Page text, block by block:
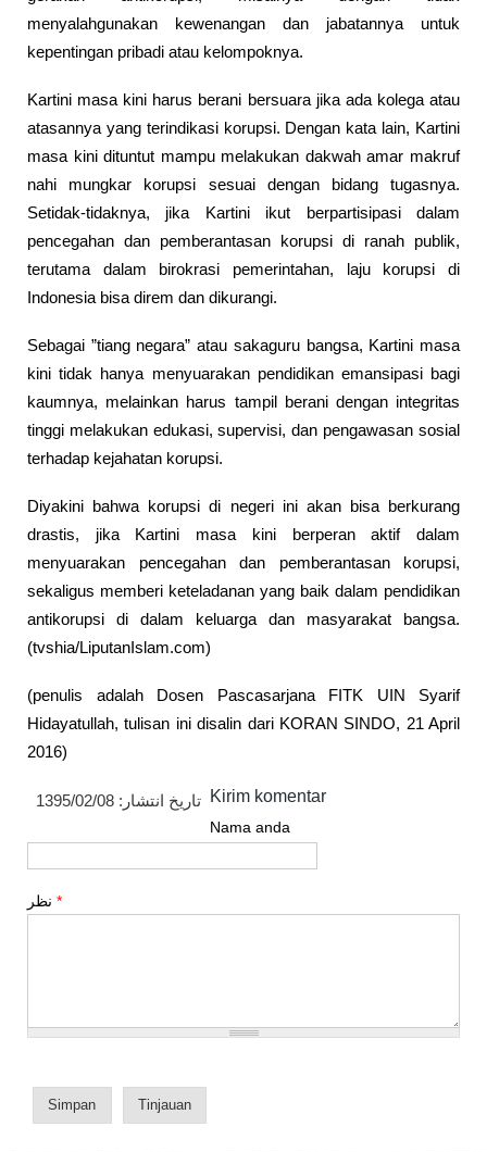
menyalahgunakan kewenangan dan jabatannya untuk
kepentingan pribadi atau kelompoknya.
Kartini masa kini harus berani bersuara jika ada kolega atau
atasannya yang terindikasi korupsi. Dengan kata lain, Kartini
masa kini dituntut mampu melakukan dakwah amar makruf
nahi mungkar korupsi sesuai dengan bidang tugasnya.
Setidak-tidaknya, jika Kartini ikut berpartisipasi dalam
pencegahan dan pemberantasan korupsi di ranah publik,
terutama dalam birokrasi pemerintahan, laju korupsi di
Indonesia bisa direm dan dikurangi.
Sebagai ”tiang negara” atau sakaguru bangsa, Kartini masa
kini tidak hanya menyuarakan pendidikan emansipasi bagi
kaumnya, melainkan harus tampil berani dengan integritas
tinggi melakukan edukasi, supervisi, dan pengawasan sosial
terhadap kejahatan korupsi.
Diyakini bahwa korupsi di negeri ini akan bisa berkurang
drastis, jika Kartini masa kini berperan aktif dalam
menyuarakan pencegahan dan pemberantasan korupsi,
sekaligus memberi keteladanan yang baik dalam pendidikan
antikorupsi di dalam keluarga dan masyarakat bangsa.
(tvshia/LiputanIslam.com)
(penulis adalah Dosen Pascasarjana FITK UIN Syarif
Hidayatullah, tulisan ini disalin dari KORAN SINDO, 21 April
2016)
تاریخ انتشار: 1395/02/08 Kirim komentar
Nama anda
*